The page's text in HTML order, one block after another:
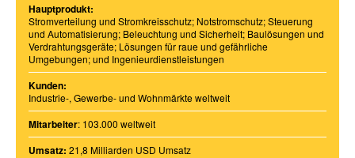
Hauptprodukt:
Stromverteilung und Stromkreisschutz; Notstromschutz; Steuerung
und Automatisierung; Beleuchtung und Sicherheit; Baulösungen und
Verdrahtungsgeräte; Lösungen für raue und gefährliche
Umgebungen; und Ingenieurdienstleistungen
Kunden:
Industrie-, Gewerbe- und Wohnmärkte weltweit
Mitarbeiter: 103.000 weltweit
Umsatz: 21,8 Milliarden USD Umsatz